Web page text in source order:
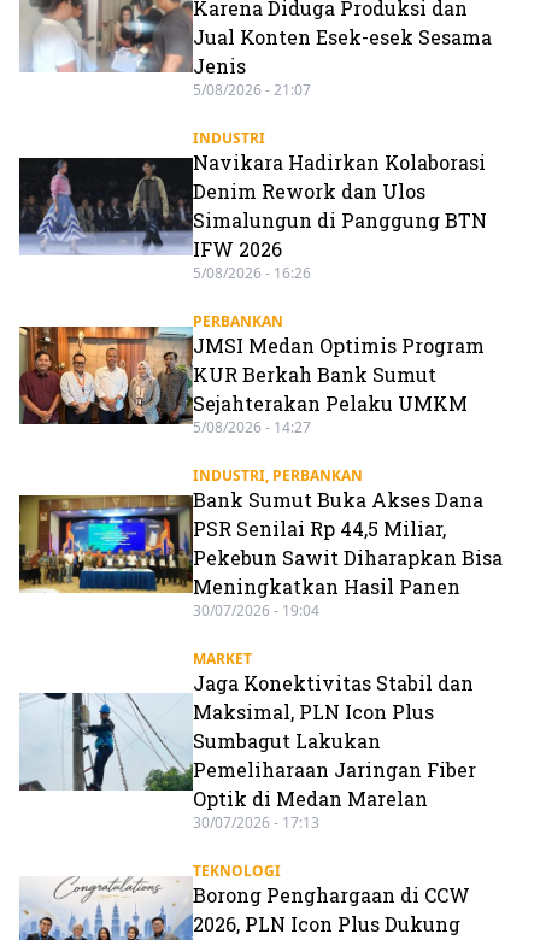
Karena Diduga Produksi dan
Jual Konten Esek-esek Sesama
Jenis
5/08/2026 - 21:07
INDUSTRI
Navikara Hadirkan Kolaborasi
Denim Rework dan Ulos
Simalungun di Panggung BTN
IFW 2026
5/08/2026 - 16:26
PERBANKAN
JMSI Medan Optimis Program
KUR Berkah Bank Sumut
Sejahterakan Pelaku UMKM
5/08/2026 - 14:27
INDUSTRI, PERBANKAN
Bank Sumut Buka Akses Dana
PSR Senilai Rp 44,5 Miliar,
Pekebun Sawit Diharapkan Bisa
Meningkatkan Hasil Panen
30/07/2026 - 19:04
MARKET
Jaga Konektivitas Stabil dan
Maksimal, PLN Icon Plus
Sumbagut Lakukan
Pemeliharaan Jaringan Fiber
Optik di Medan Marelan
30/07/2026 - 17:13
TEKNOLOGI
Borong Penghargaan di CCW
2026, PLN Icon Plus Dukung